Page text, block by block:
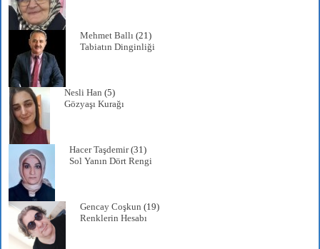
Mehmet Ballı (21)
Tabiatın Dinginliği
Nesli Han (5)
Gözyaşı Kurağı
Hacer Taşdemir(31)
Sol Yanın Dört Rengi
Gencay Coşkun (19)
Renklerin Hesabı